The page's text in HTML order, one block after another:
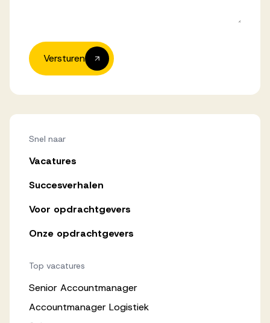
Versturen
Snel naar
Vacatures
Succesverhalen
Voor opdrachtgevers
Onze opdrachtgevers
Top vacatures
Senior Accountmanager
Accountmanager Logistiek